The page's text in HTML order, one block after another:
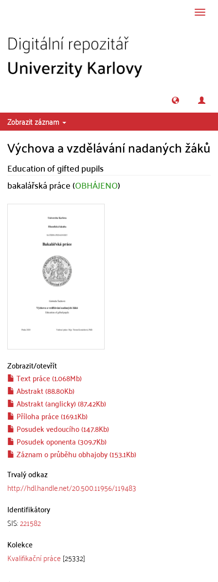
Zobrazit záznam
Výchova a vzdělávání nadaných žáků
Education of gifted pupils
bakalářská práce (OBHÁJENO)
Zobrazit/otevřít
Text práce (1.068Mb)
Abstrakt (88.80Kb)
Abstrakt (anglicky) (87.42Kb)
Příloha práce (169.1Kb)
Posudek vedoucího (147.8Kb)
Posudek oponenta (309.7Kb)
Záznam o průběhu obhajoby (153.1Kb)
Trvalý odkaz
http://hdl.handle.net/20.500.11956/119483
Identifikátory
SIS:221582
Kolekce
Kvalifikační práce [25332]